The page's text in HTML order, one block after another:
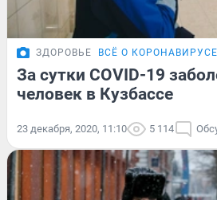
ЗДОРОВЬЕ ВСЁ О КОРОНАВИРУСЕ
За сутки COVID-19
человек в Кузбассе
23 декабря, 2020, 11:10 5 114